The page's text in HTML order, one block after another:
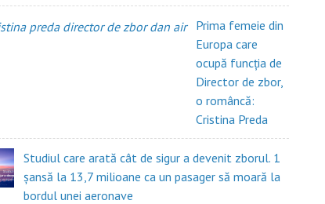
Prima femeie din
Europa care
ocupă funcția de
Director de zbor,
o româncă:
Cristina Preda
Studiul care arată cât de sigur a devenit zborul. 1
șansă la 13,7 milioane ca un pasager să moară la
bordul unei aeronave